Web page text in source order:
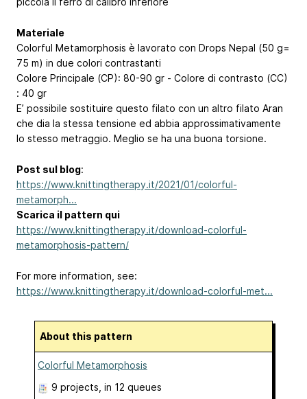
Materiale
Colorful Metamorphosis è lavorato con Drops Nepal (50 g=
75 m) in due colori contrastanti
Colore Principale (CP): 80-90 gr - Colore di contrasto (CC)
: 40 gr
E’ possibile sostituire questo filato con un altro filato Aran
che dia la stessa tensione ed abbia approssimativamente
lo stesso metraggio. Meglio se ha una buona torsione.
Post sul blog:
https://www.knittingtherapy.it/2021/01/colorful-
metamorph...
Scarica il pattern qui
https://www.knittingtherapy.it/download-colorful-
metamorphosis-pattern/
For more information, see:
https://www.knittingtherapy.it/download-colorful-met...
About this pattern
Colorful Metamorphosis
9 projects , in 12 queues